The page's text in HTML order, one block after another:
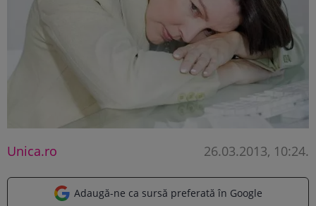
Unica.ro 26.03.2013, 10:24.
Adaugă-ne ca sursă preferată în Google